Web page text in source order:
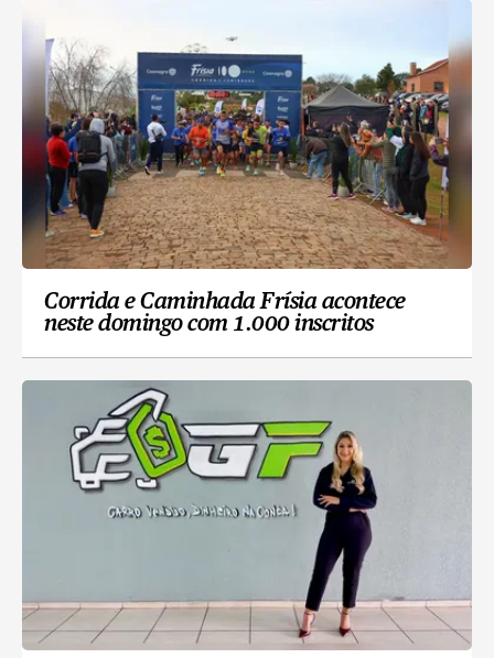
Corrida e Caminhada Frísia acontece
neste domingo com 1.000 inscritos